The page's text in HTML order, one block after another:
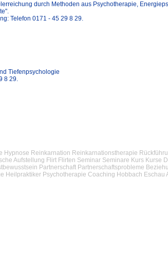
durch Methoden aus Psychotherapie,
Telefon 0171 - 45 29 8 29.
Tiefenpsychologie
8 29.
Reinkarnation Reinkarnationstherapie
Aufstellung Flirt Flirten Seminar Seminare Kurs Kurse
Partnerschaft Partnerschaftsprobleme
Heilpraktiker Psychotherapie Coaching Hobbach Eschau